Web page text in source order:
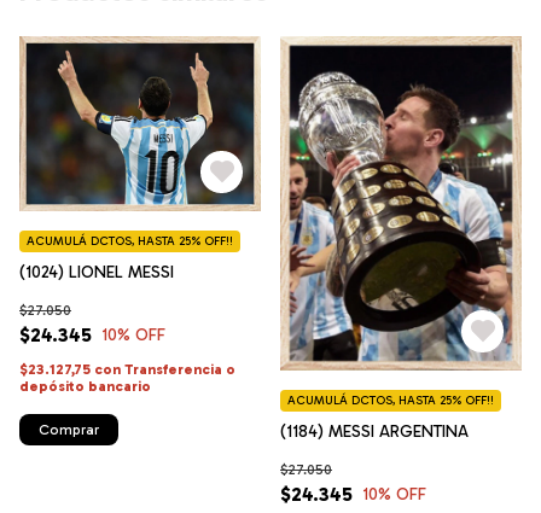
(1024) LIONEL MESSI
$24.345
$27.050
10% OFF
ACUMULÁ DCTOS, HASTA 25% OFF!!
$23.127,75 con Transferencia o
depósito bancario
Comprar (1184) MESSI ARGENTINA
$24.345
$27.050
10% OFF
ACUMULÁ DCTOS, HASTA 25% OFF!!